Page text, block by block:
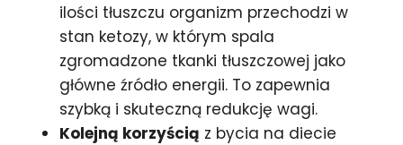
ilości tłuszczu organizm przechodzi w
stan ketozy, w którym spala
zgromadzone tkanki tłuszczowej jako
główne źródło energii. To zapewnia
szybką i skuteczną redukcję wagi.
Kolejną korzyścią z bycia na diecie